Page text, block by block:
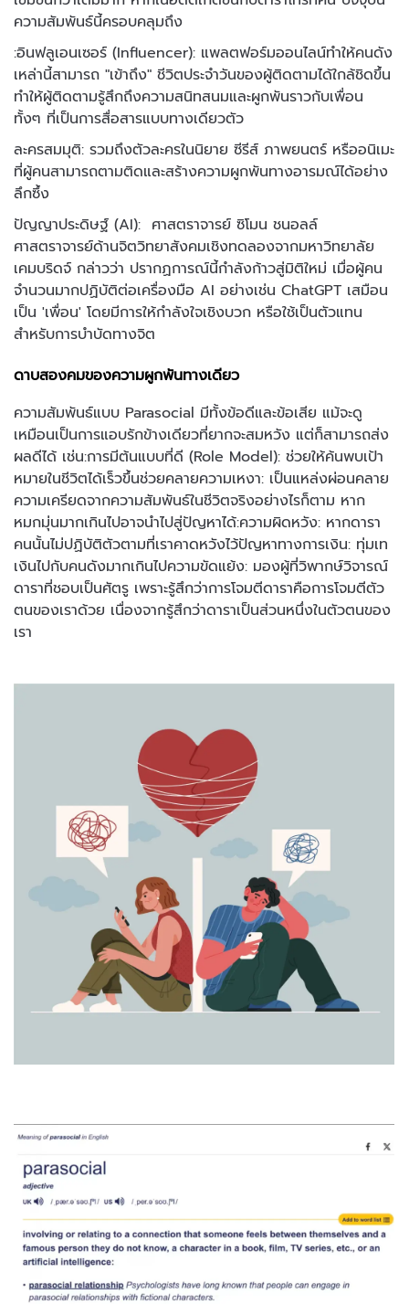
ความสัมพันธ์นี้ครอบคลุมถึง
:อินฟลูเอนเซอร์ (Influencer): แพลตฟอร์มออนไลน์ทำให้คนดัง
เหล่านี้สามารถ "เข้าถึง" ชีวิตประจำวันของผู้ติดตามได้ใกล้ชิดขึ้น
ทำให้ผู้ติดตามรู้สึกถึงความสนิทสนมและผูกพันราวกับเพื่อน
ทั้งๆ ที่เป็นการสื่อสารแบบทางเดียวตัว
ละครสมมุติ: รวมถึงตัวละครในนิยาย ซีรีส์ ภาพยนตร์ หรืออนิเมะ
ที่ผู้คนสามารถตามติดและสร้างความผูกพันทางอารมณ์ได้อย่าง
ลึกซึ้ง
ปัญญาประดิษฐ์ (AI): ศาสตราจารย์ ซิโมน ชนอลล์
ศาสตราจารย์ด้านจิตวิทยาสังคมเชิงทดลองจากมหาวิทยาลัย
เคมบริดจ์ กล่าวว่า ปรากฏการณ์นี้กำลังก้าวสู่มิติใหม่ เมื่อผู้คน
จำนวนมากปฏิบัติต่อเครื่องมือ AI อย่างเช่น ChatGPT เสมือน
เป็น 'เพื่อน' โดยมีการให้กำลังใจเชิงบวก หรือใช้เป็นตัวแทน
สำหรับการบำบัดทางจิต
ดาบสองคมของความผูกพันทางเดียว
ความสัมพันธ์แบบ Parasocial มีทั้งข้อดีและข้อเสีย แม้จะดู
เหมือนเป็นการแอบรักข้างเดียวที่ยากจะสมหวัง แต่ก็สามารถส่ง
ผลดีได้ เช่น:การมีต้นแบบที่ดี (Role Model): ช่วยให้ค้นพบเป้า
หมายในชีวิตได้เร็วขึ้นช่วยคลายความเหงา: เป็นแหล่งผ่อนคลาย
ความเครียดจากความสัมพันธ์ในชีวิตจริงอย่างไรก็ตาม หาก
หมกมุ่นมากเกินไปอาจนำไปสู่ปัญหาได้:ความผิดหวัง: หากดารา
คนนั้นไม่ปฏิบัติตัวตามที่เราคาดหวังไว้ปัญหาทางการเงิน: ทุ่มเท
เงินไปกับคนดังมากเกินไปความขัดแย้ง: มองผู้ที่วิพากษ์วิจารณ์
ดาราที่ชอบเป็นศัตรู เพราะรู้สึกว่าการโจมตีดาราคือการโจมตีตัว
ตนของเราด้วย เนื่องจากรู้สึกว่าดาราเป็นส่วนหนึ่งในตัวตนของ
เรา